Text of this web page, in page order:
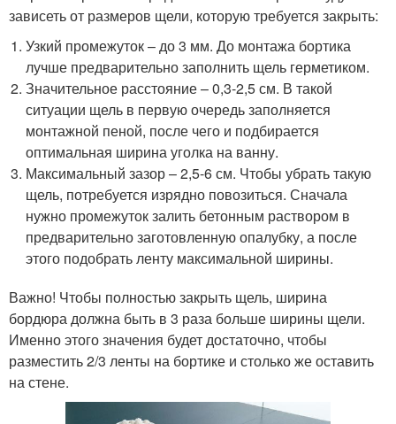
зависеть от размеров щели, которую требуется закрыть:
Узкий промежуток – до 3 мм. До монтажа бортика
лучше предварительно заполнить щель герметиком.
Значительное расстояние – 0,3-2,5 см. В такой
ситуации щель в первую очередь заполняется
монтажной пеной, после чего и подбирается
оптимальная ширина уголка на ванну.
Максимальный зазор – 2,5-6 см. Чтобы убрать такую
щель, потребуется изрядно повозиться. Сначала
нужно промежуток залить бетонным раствором в
предварительно заготовленную опалубку, а после
этого подобрать ленту максимальной ширины.
Важно! Чтобы полностью закрыть щель, ширина
бордюра должна быть в 3 раза больше ширины щели.
Именно этого значения будет достаточно, чтобы
разместить 2/3 ленты на бортике и столько же оставить
на стене.